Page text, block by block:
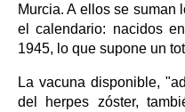
Murcia. A ellos se suman
el calendario: nacidos
1945, lo que supone un
La vacuna disponible,
del herpes zóster,